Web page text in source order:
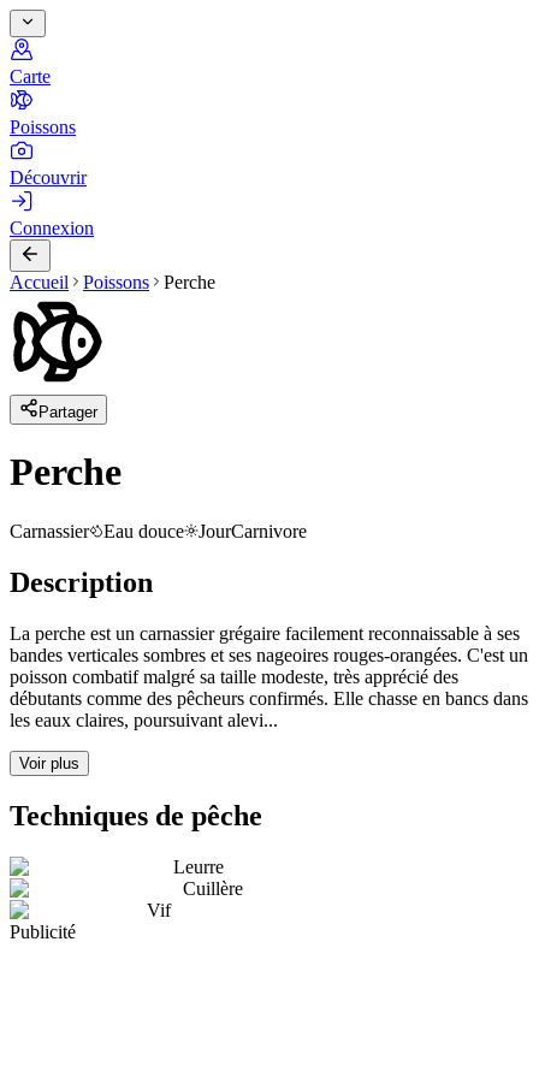
Carte
Poissons
Découvrir
Connexion
Accueil Poissons Perche
Partager
Perche
Carnassier Eau douce JourCarnivore
Description
La perche est un carnassier grégaire facilement reconnaissable à ses
bandes verticales sombres et ses nageoires rouges-orangées. C'est un
poisson combatif malgré sa taille modeste, très apprécié des
débutants comme des pêcheurs confirmés. Elle chasse en bancs dans
les eaux claires, poursuivant alevi...
Voir plus
Techniques de pêche
Leurre
Cuillère
Vif
Publicité